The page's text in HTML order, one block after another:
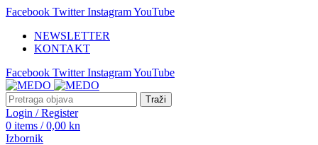
Facebook Twitter InstagramYouTube
NEWSLETTER
KONTAKT
Facebook Twitter InstagramYouTube
Traži
Login / Register
0 items / 0,00 kn
Izbornik